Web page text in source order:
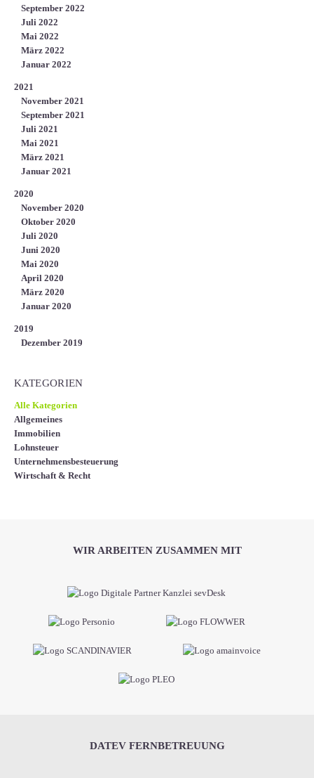
September 2022
Juli 2022
Mai 2022
März 2022
Januar 2022
2021
November 2021
September 2021
Juli 2021
Mai 2021
März 2021
Januar 2021
2020
November 2020
Oktober 2020
Juli 2020
Juni 2020
Mai 2020
April 2020
März 2020
Januar 2020
2019
Dezember 2019
KATEGORIEN
Alle Kategorien
Allgemeines
Immobilien
Lohnsteuer
Unternehmensbesteuerung
Wirtschaft & Recht
WIR ARBEITEN ZUSAMMEN MIT
DATEV FERNBETREUUNG